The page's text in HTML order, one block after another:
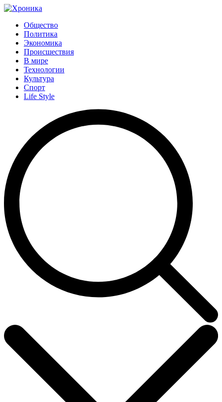
Общество
Политика
Экономика
Происшествия
В мире
Технологии
Культура
Спорт
Life Style